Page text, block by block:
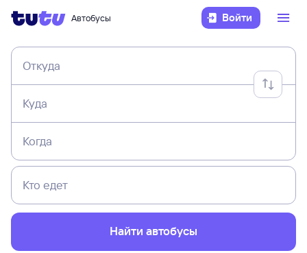
Автобусы Войти
Откуда
Куда
Когда
Кто едет
Найти автобусы